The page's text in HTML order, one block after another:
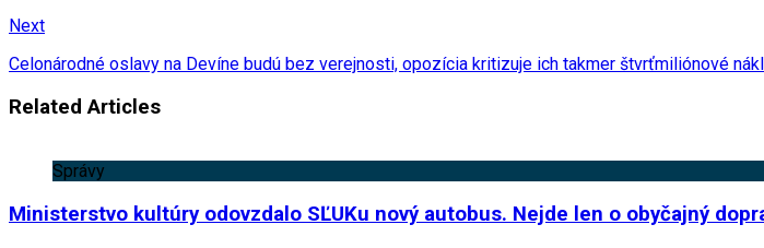
Next
Celonárodné oslavy na Devíne budú bez verejnosti, opozícia kritizuje ich takmer štvrťmiliónové
Related Articles
Správy
Ministerstvo kultúry odovzdalo SĽUKu nový autobus. Nejde len o obyčajný